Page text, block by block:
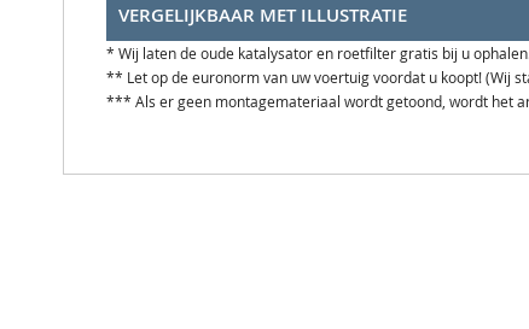
VERGELIJKBAAR MET ILLUSTRATIE
* Wij laten de oude katalysator en roetfilter gratis bij u
** Let op de euronorm van uw voertuig voordat u koopt! (Wij
*** Als er geen montagemateriaal wordt getoond, wordt het